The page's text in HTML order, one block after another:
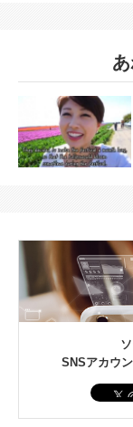
SNSアカウ